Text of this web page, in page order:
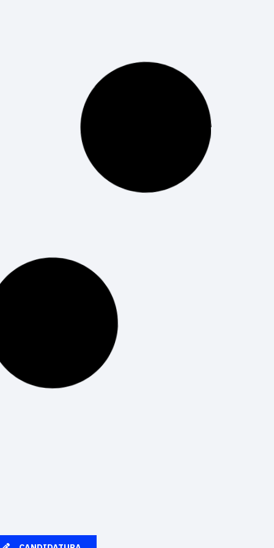
El sector tecnológico está en constante
crecimiento, y los top 5 trabajos tech más
demandados en 2025 serán clave para
empresas que buscan talento especializado en
inteligencia artificial, ciberseguridad
universitaria y acertar seguro
Elegir una carrera universitaria es una de las
decisiones más importantes que tienes que
hacer a lo largo de tu vida. Puede influir en tu
futuro profesional, tu satisfacción laboral